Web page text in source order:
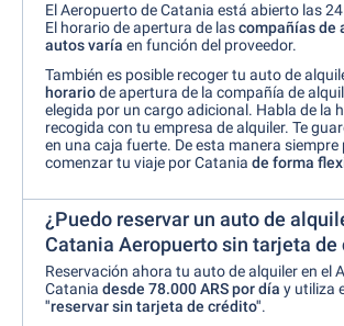
El Aeropuerto de Catania está abierto las
El horario de apertura de lascompañías de
autos varía en función del proveedor.
También es posible recoger tu auto de
horariode apertura de la compañía de
elegida por un cargo adicional. Habla de la
recogida con tu empresa de alquiler. Te
en una caja fuerte. De esta manera siempre
comenzar tu viaje por Catania de forma
¿Puedo reservar un auto de
Catania Aeropuerto sin tarjeta de
Reservación ahora tu auto de alquiler en el
Catania desde 78.000 ARS por día y utiliza
"reservar sin tarjeta de crédito".